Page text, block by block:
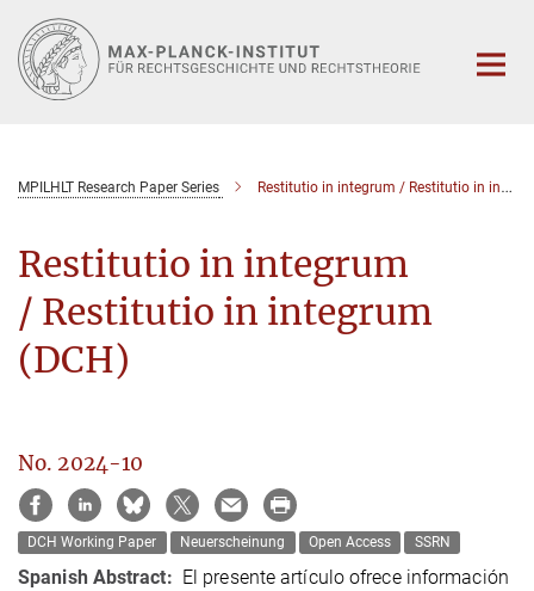
Hauptinhalt
MPILHLT Research Paper Series Restitutio in integrum / Restitutio in integrum (DCH)
Restitutio in integrum
/ Restitutio in integrum
(DCH)
No. 2024-10
DCH Working Paper Neuerscheinung Open Access SSRN
Spanish Abstract: El presente artículo ofrece información